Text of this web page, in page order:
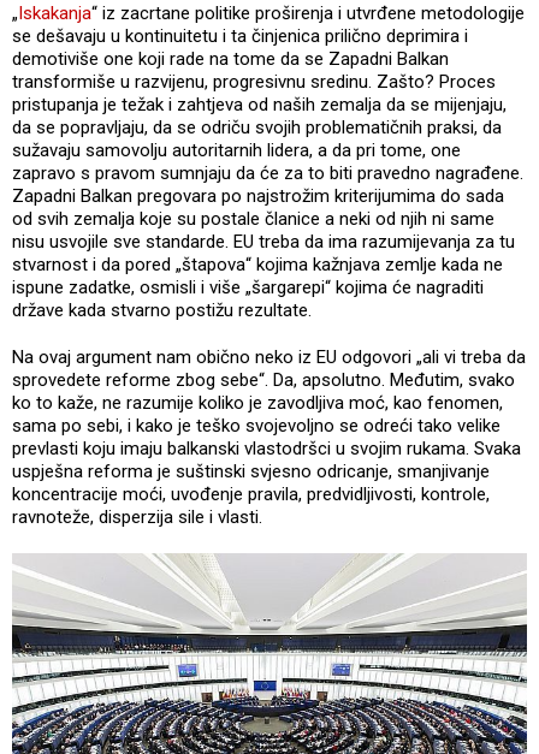
„Iskakanja“ iz zacrtane politike proširenja i utvrđene metodologije
se dešavaju u kontinuitetu i ta činjenica prilično deprimira i
demotiviše one koji rade na tome da se Zapadni Balkan
transformiše u razvijenu, progresivnu sredinu. Zašto? Proces
pristupanja je težak i zahtjeva od naših zemalja da se mijenjaju,
da se popravljaju, da se odriču svojih problematičnih praksi, da
sužavaju samovolju autoritarnih lidera, a da pri tome, one
zapravo s pravom sumnjaju da će za to biti pravedno nagrađene.
Zapadni Balkan pregovara po najstrožim kriterijumima do sada
od svih zemalja koje su postale članice a neki od njih ni same
nisu usvojile sve standarde. EU treba da ima razumijevanja za tu
stvarnost i da pored „štapova“ kojima kažnjava zemlje kada ne
ispune zadatke, osmisli i više „šargarepi“ kojima će nagraditi
države kada stvarno postižu rezultate.
Na ovaj argument nam obično neko iz EU odgovori „ali vi treba da
sprovedete reforme zbog sebe“. Da, apsolutno. Međutim, svako
ko to kaže, ne razumije koliko je zavodljiva moć, kao fenomen,
sama po sebi, i kako je teško svojevoljno se odreći tako velike
prevlasti koju imaju balkanski vlastodršci u svojim rukama. Svaka
uspješna reforma je suštinski svjesno odricanje, smanjivanje
koncentracije moći, uvođenje pravila, predvidljivosti, kontrole,
ravnoteže, disperzija sile i vlasti.